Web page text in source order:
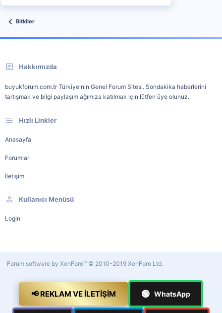
Bitkiler
Hakkımızda
buyukforum.com.tr Türkiye'nin Genel Forum Sitesi. Sondakika haberlerini
tartışmak ve bilgi paylaşım ağımıza katılmak için lütfen üye olunuz.
Hızlı Linkler
Anasayfa
Forumlar
İletişim
Kullanıcı Menüsü
Login
Forum software by XenForo™ © 2010-2019 XenForo Ltd.
📢 REKLAM VE İLETIŞIM 🟢 WhatsApp